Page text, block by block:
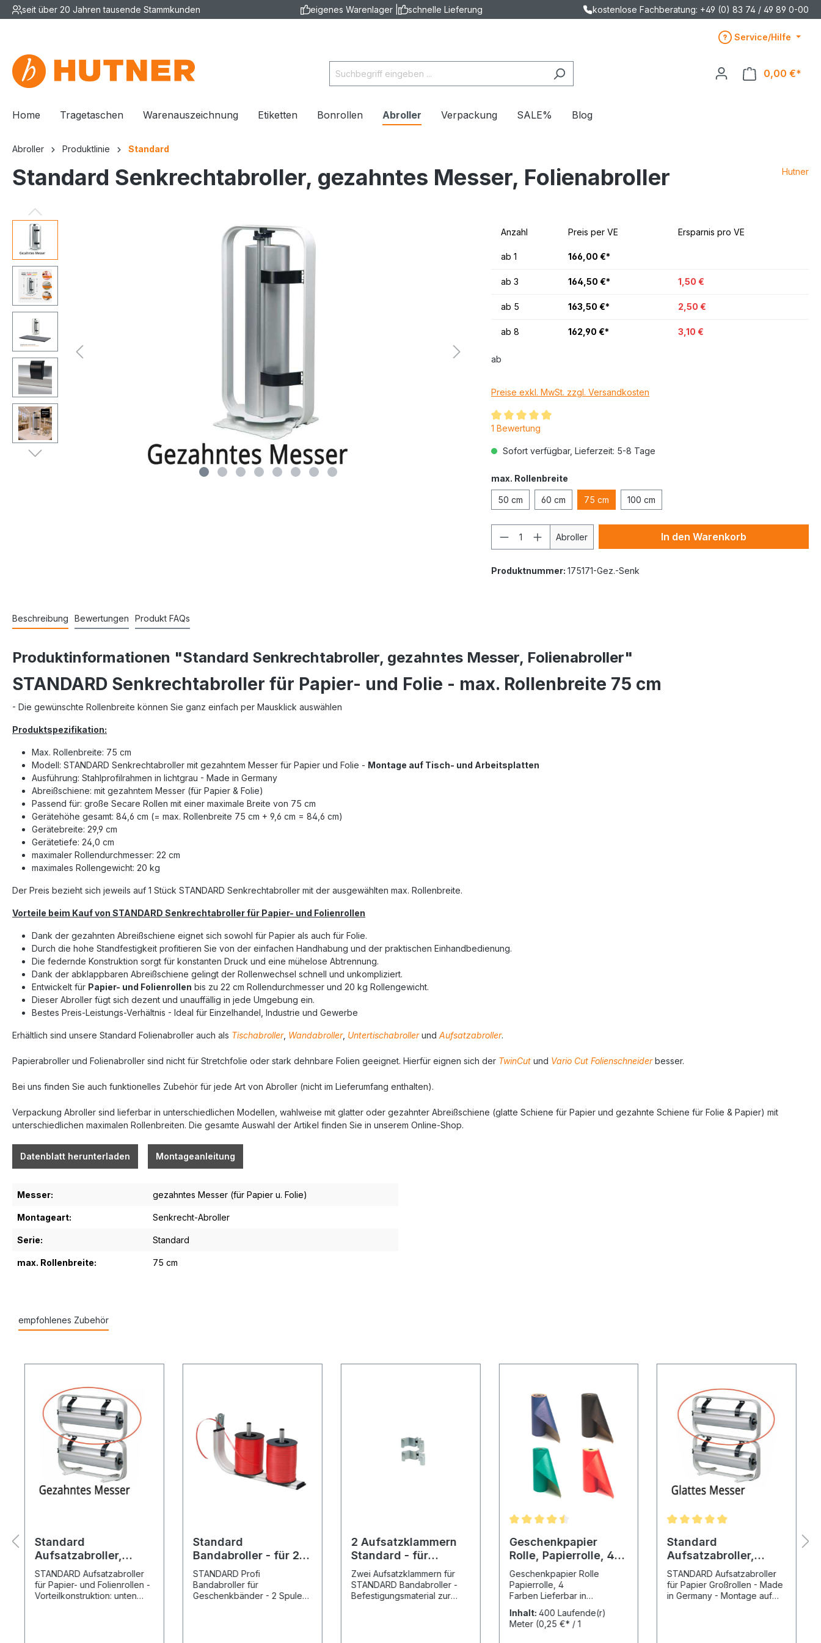
seit über 20 Jahren tausende Stammkunden eigenes Warenlager | schnelle Lieferung kostenlose Fachberatung: +49 (0) 83 74 / 49 89 0-00
Service/Hilfe
0,00 €*
Home Tragetaschen Warenauszeichnung Etiketten Bonrollen Abroller Verpackung SALE% Blog
Abroller Produktlinie Standard
Standard Senkrechtabroller, gezahntes Messer, Folienabroller Hutner
Anzahl Preis per VE Ersparnis pro VE
ab 1 166,00 €*
ab 3 164,50 €* 1,50 €
ab 5 163,50 €* 2,50 €
ab 8 162,90 €* 3,10 €
ab
Preise exkl. MwSt. zzgl. Versandkosten
1 Bewertung
Sofort verfügbar, Lieferzeit: 5-8 Tage
max. Rollenbreite
50 cm 60 cm 75 cm 100 cm
Abroller In den Warenkorb
Produktnummer: 175171-Gez.-Senk
Beschreibung Bewertungen Produkt FAQs
Produktinformationen "Standard Senkrechtabroller, gezahntes Messer, Folienabroller"
STANDARD Senkrechtabroller für Papier- und Folie - max. Rollenbreite 75 cm
- Die gewünschte Rollenbreite können Sie ganz einfach per Mausklick auswählen
Produktspezifikation:
Max. Rollenbreite: 75 cm
Modell: STANDARD Senkrechtabroller mit gezahntem Messer für Papier und Folie - Montage auf Tisch- und Arbeitsplatten
Ausführung: Stahlprofilrahmen in lichtgrau - Made in Germany
Abreißschiene: mit gezahntem Messer (für Papier & Folie)
Passend für: große Secare Rollen mit einer maximale Breite von 75 cm
Gerätehöhe gesamt: 84,6 cm (= max. Rollenbreite 75 cm + 9,6 cm = 84,6 cm)
Gerätebreite: 29,9 cm
Gerätetiefe: 24,0 cm
maximaler Rollendurchmesser: 22 cm
maximales Rollengewicht: 20 kg
Der Preis bezieht sich jeweils auf 1 Stück STANDARD Senkrechtabroller mit der ausgewählten max. Rollenbreite.
Vorteile beim Kauf von STANDARD Senkrechtabroller für Papier- und Folienrollen
Dank der gezahnten Abreißschiene eignet sich sowohl für Papier als auch für Folie.
Durch die hohe Standfestigkeit profitieren Sie von der einfachen Handhabung und der praktischen Einhandbedienung.
Die federnde Konstruktion sorgt für konstanten Druck und eine mühelose Abtrennung.
Dank der abklappbaren Abreißschiene gelingt der Rollenwechsel schnell und unkompliziert.
Entwickelt für Papier- und Folienrollen bis zu 22 cm Rollendurchmesser und 20 kg Rollengewicht.
Dieser Abroller fügt sich dezent und unauffällig in jede Umgebung ein.
Bestes Preis-Leistungs-Verhältnis - Ideal für Einzelhandel, Industrie und Gewerbe
Erhältlich sind unsere Standard Folienabroller auch als Tischabroller, Wandabroller, Untertischabrollerund Aufsatzabroller.
Papierabroller und Folienabroller sind nicht für Stretchfolie oder stark dehnbare Folien geeignet. Hierfür eignen sich der TwinCut und Vario Cut Folienschneiderbesser.
Bei uns finden Sie auch funktionelles Zubehör für jede Art von Abroller (nicht im Lieferumfang enthalten).
Verpackung Abroller sind lieferbar in unterschiedlichen Modellen, wahlweise mit glatter oder gezahnter Abreißschiene (glatte Schiene für Papier und gezahnte Schiene für Folie & Papier) mit
unterschiedlichen maximalen Rollenbreiten. Die gesamte Auswahl der Artikel finden Sie in unserem Online-Shop.
Datenblatt herunterladen Montageanleitung
Messer: gezahntes Messer (für Papier u. Folie)
Montageart: Senkrecht-Abroller
Serie: Standard
max. Rollenbreite: 75 cm
empfohlenes Zubehör
Standard
Aufsatzabroller,
gezahntes Messer,
Folienabroller
STANDARD Aufsatzabroller
für Papier- und Folienrollen -
Vorteilkonstruktion: unten
Standard
Bandabroller - für 2
Spulen - mit
Abschneider
STANDARD Profi
Bandabroller für
Geschenkbänder - 2 Spulen
2 Aufsatzklammern
Standard - für
Aufsatzmontage - für
Bandabroller
Zwei Aufsatzklammern für
STANDARD Bandabroller -
Befestigungsmaterial zur
Geschenkpapier
Rolle, Papierrolle, 4
Farben
Geschenkpapier Rolle
Papierrolle, 4
Farben Lieferbar in
cm Produktspezifikation:Anla
ss: GanzjährigPapier:
Inhalt: 400 Laufende(r)
Meter (0,25 €* / 1
Standard
Aufsatzabroller,
glattes Messer,
Papierabroller
STANDARD Aufsatzabroller
für Papier Großrollen - Made
in Germany - Montage auf